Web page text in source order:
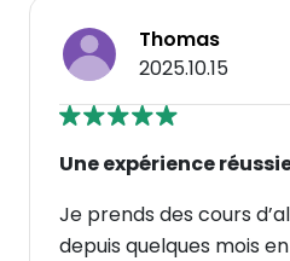
Thomas
2025.10.15
Une expérience
Je prends des cours
depuis quelques mois